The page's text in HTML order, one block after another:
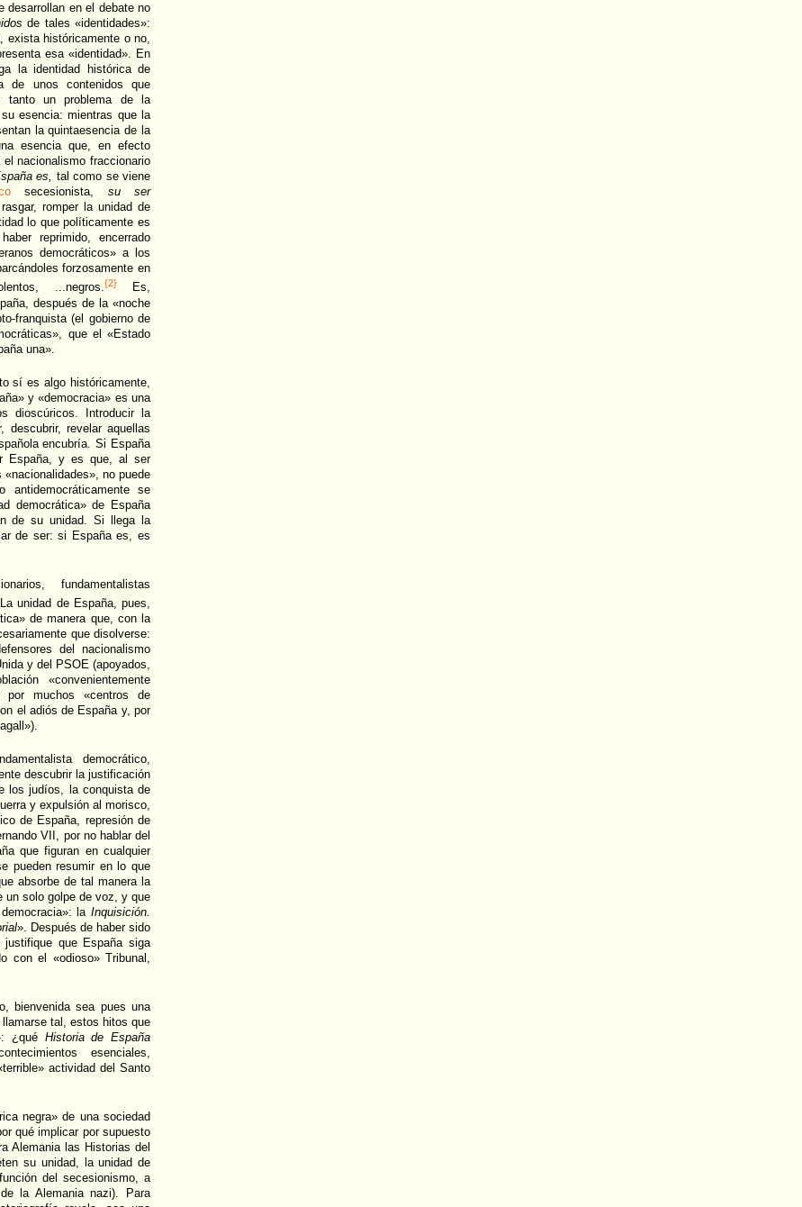
desarrollan en el debate no
de tales «identidades»:
exista históricamente o no,
esa «identidad». En
la identidad histórica de
de unos contenidos que
tanto un problema de la
esencia: mientras que la
la quintaesencia de la
esencia que, en efecto
nacionalismo fraccionario
es, tal como se viene
secesionista, su ser
romper la unidad de
lo que políticamente es
reprimido, encerrado
democráticos» a los
forzosamente en
...negros.{2}Es,
después de la «noche
franquista (el gobierno de
que el «Estado
una».
sí es algo históricamente,
y «democracia» es una
dioscúricos. Introducir la
descubrir, revelar aquellas
encubría. Si España
España, y es que, al ser
no puede
se
democrática» de España
de su unidad. Si llega la
de ser: si España es, es
fundamentalistas
unidad de España, pues,
de manera que, con la
que disolverse:
del nacionalismo
y del PSOE (apoyados,
«convenientemente
por muchos «centros de
el adiós de España y, por
democrático,
descubrir la justificación
los judíos, la conquista de
y expulsión al morisco,
de España, represión de
VII, por no hablar del
que figuran en cualquier
pueden resumir en lo que
absorbe de tal manera la
un solo golpe de voz, y que
la Inquisición.
». Después de haber sido
que España siga
con el «odioso» Tribunal,
bienvenida sea pues una
tal, estos hitos que
¿qué Historia de España
esenciales,
actividad del Santo
negra» de una sociedad
qué implicar por supuesto
Alemania las Historias del
su unidad, la unidad de
del secesionismo, a
la Alemania nazi). Para